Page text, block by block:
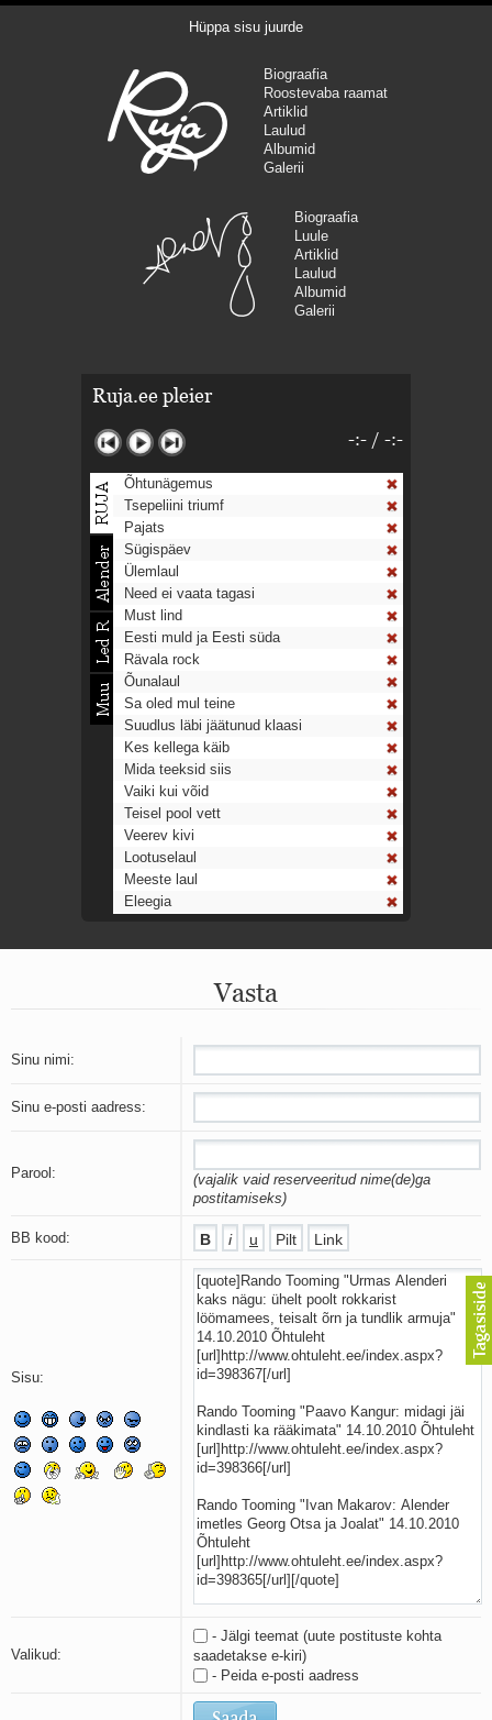
Hüppa sisu juurde
Biograafia
Roostevaba raamat
Artiklid
Laulud
Albumid
Galerii
Biograafia
Luule
Artiklid
Laulud
Albumid
Galerii
Ruja.ee pleier
-:- / -:-
Õhtunägemus
Tsepeliini triumf
Pajats
Sügispäev
Ülemlaul
Need ei vaata tagasi
Must lind
Eesti muld ja Eesti süda
Rävala rock
Õunalaul
Sa oled mul teine
Suudlus läbi jäätunud klaasi
Kes kellega käib
Mida teeksid siis
Vaiki kui võid
Teisel pool vett
Veerev kivi
Lootuselaul
Meeste laul
Eleegia
Ahtumine
Mu isamaa on minu arm
Ih-ih-hii ja ah-ah-haa
Päikeselapsed
Laul võimalusest
Nii vaikseks kõik on jäänud
Mis saab sellest loomusevalust
Avanemine
Põhi, lõuna, ida, lääs
Elupõline kaja
Kassimäng
Läänemere lained
Üle müüri
Valgusemaastikud
Kaks pihtimust
Vasta
Sinu nimi:
Sinu e-posti aadress:
Parool:
(vajalik vaid reserveeritud nime(de)ga
postitamiseks)
BB kood:
Sisu:
Valikud:
- Jälgi teemat (uute postituste kohta
saadetakse e-kiri)
- Peida e-posti aadress